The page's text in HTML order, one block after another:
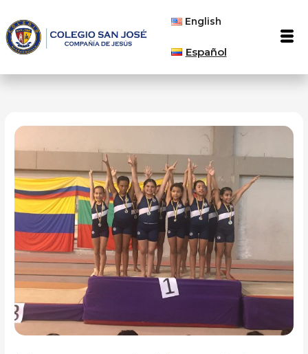
contenido
English
Español